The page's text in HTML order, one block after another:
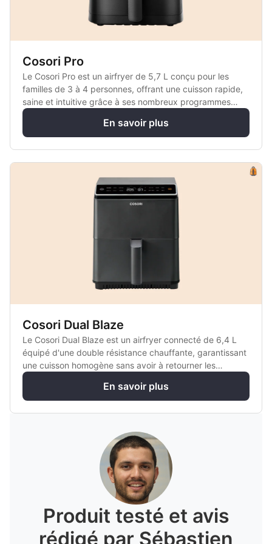
Cosori Pro
Le Cosori Pro est un airfryer de 5,7 L conçu pour les
familles de 3 à 4 personnes, offrant une cuisson rapide,
saine et intuitive grâce à ses nombreux programmes
automatiques.
En savoir plus
Cosori Dual Blaze
Le Cosori Dual Blaze est un airfryer connecté de 6,4 L
équipé d'une double résistance chauffante, garantissant
une cuisson homogène sans avoir à retourner les
aliments.
En savoir plus
Produit testé et avis
rédigé par Sébastien